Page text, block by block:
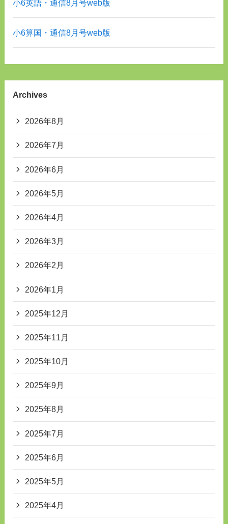
小6英語・通信8月号web版
小6算国・通信8月号web版
Archives
2026年8月
2026年7月
2026年6月
2026年5月
2026年4月
2026年3月
2026年2月
2026年1月
2025年12月
2025年11月
2025年10月
2025年9月
2025年8月
2025年7月
2025年6月
2025年5月
2025年4月